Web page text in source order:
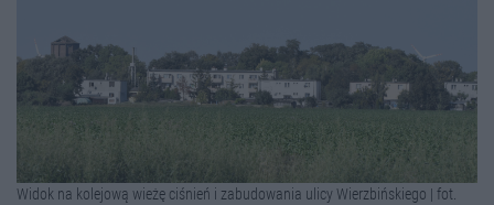
Widok na kolejową wieżę ciśnień i zabudowania ulicy Wierzbińskiego | fot.